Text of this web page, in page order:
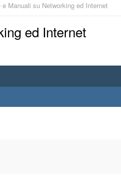
Manuali su Networking ed Internet
ed Internet